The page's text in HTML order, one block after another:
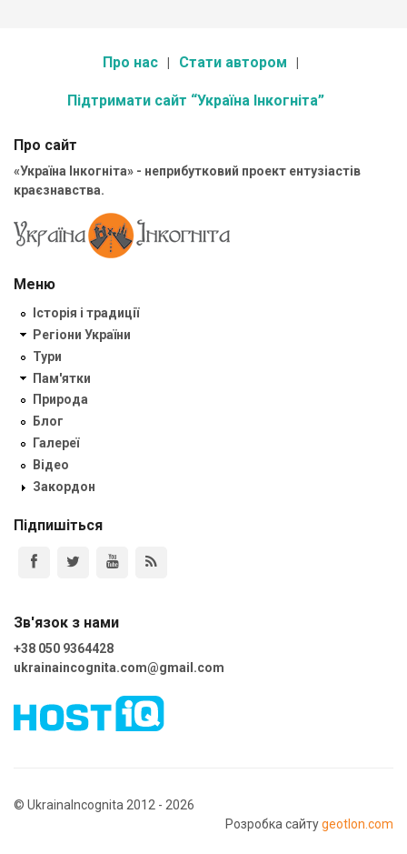
Про нас Стати автором
Підтримати сайт “Україна Інкогніта”
Про сайт
«Україна Інкогніта» - неприбутковий проект ентузіастів
краєзнавства.
Меню
Історія і традиції
Регіони України
Тури
Пам'ятки
Природа
Блог
Галереї
Відео
Закордон
Підпишіться
Зв'язок з нами
+38 050 9364428
ukrainaincognita.com@gmail.com
© UkrainaIncognita 2012 - 2026
Розробка сайтуgeotlon.com